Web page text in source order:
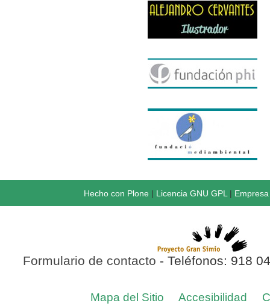
Hecho con Plone| Licencia GNU GPL |
Formulario de contacto - Teléfonos: 918
Mapa del Sitio Accesibilidad